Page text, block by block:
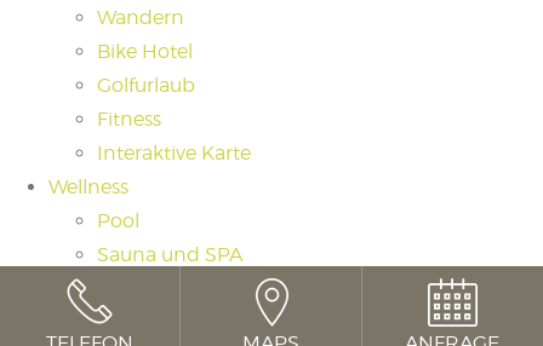
Wandern
Bike Hotel
Golfurlaub
Fitness
Interaktive Karte
Wellness
Pool
Sauna und SPA
Massagen und Beauty